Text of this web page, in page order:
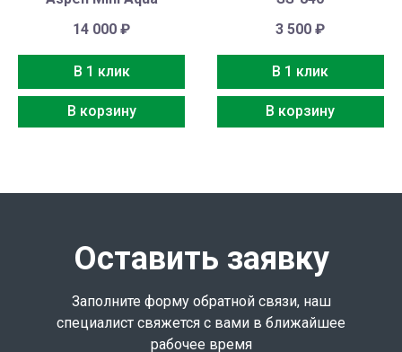
14 000₽
В 1 клик
В корзину
3 500₽
В 1 клик
В корзину
Оставить заявку
Заполните форму обратной связи, наш
специалист свяжется с вами в ближайшее
рабочее время